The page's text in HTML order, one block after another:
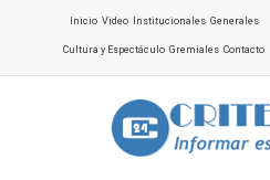
Inicio Video Institucionales Generales
Cultura y Espectáculo Gremiales Contacto